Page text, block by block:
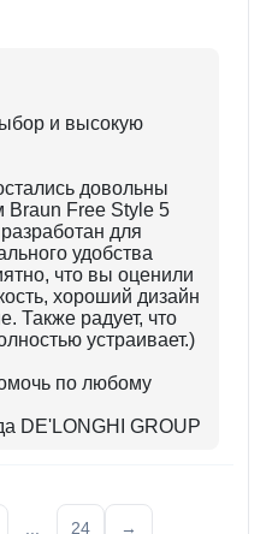
и высокую
довольны
Free Style 5
для
удобства
что вы оценили
хороший дизайн
Также радует, что
устраивает.)
по любому
DE'LONGHI GROUP
24 →